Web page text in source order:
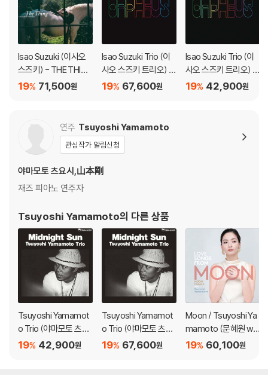
Isao Suzuki (이사오
스즈키) - THE THING
[LP] 71,500원
19%
Isao Suzuki Trio (이
사오 스즈키 트리오) -
Orpheus [LP]
67,600원
19%
Isao Suzuki Trio (이
사오 스즈키 트리오) -
Orpheus [SACD Hy
42,900원
19%
연주 Tsuyoshi Yamamoto
관심작가 알림신청
야마모토 츠요시,山本剛
재즈 피아노 연주자
Tsuyoshi Yamamoto의 다른 상품
Tsuyoshi Yamamot
o Trio (야마모토 츠요
시 트리오) - Midnight
42,900원
19%
Tsuyoshi Yamamot
o Trio (야마모토 츠요
시 트리오) - Midnight
67,600원
19%
Moon / Tsuyoshi Ya
mamoto (문혜원 wit
h 츠요시 야마모토) - L
60,100원
19%